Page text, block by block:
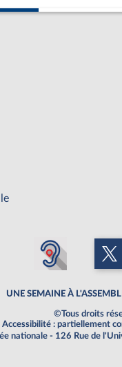
UNE SEMAINE À
©Tous droits
Accessibilité : partiellement
nationale - 126 Rue de